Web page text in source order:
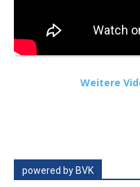
Weitere
powered by BVK